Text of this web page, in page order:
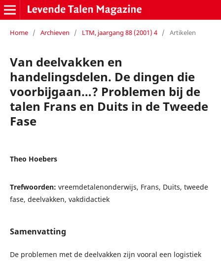
Home / Archieven / LTM, jaargang 88 (2001) 4 / Artikelen
Van deelvakken en
handelingsdelen. De dingen die
voorbijgaan…? Problemen bij de
talen Frans en Duits in de Tweede
Fase
Theo Hoebers
Trefwoorden: vreemdetalenonderwijs, Frans, Duits, tweede
fase, deelvakken, vakdidactiek
Samenvatting
De problemen met de deelvakken zijn vooral een logistiek